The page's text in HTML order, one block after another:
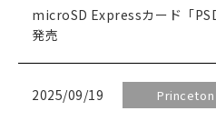
microSD Expressカード「
発売
2025/09/19 Princeton